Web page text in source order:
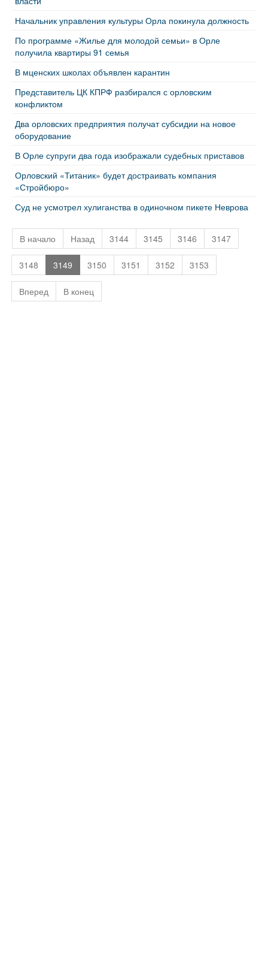
Начальник управления культуры Орла покинула должность
По программе «Жилье для молодой семьи» в Орле
получила квартиры 91 семья
В мценских школах объявлен карантин
Представитель ЦК КПРФ разбирался с орловским
конфликтом
Два орловских предприятия получат субсидии на новое
оборудование
В Орле супруги два года изображали судебных приставов
Орловский «Титаник» будет достраивать компания
«Стройбюро»
Суд не усмотрел хулиганства в одиночном пикете Неврова
В начало Назад 3144 3145 3146 3147
3148 3149 3150 3151 3152 3153
Вперед В конец